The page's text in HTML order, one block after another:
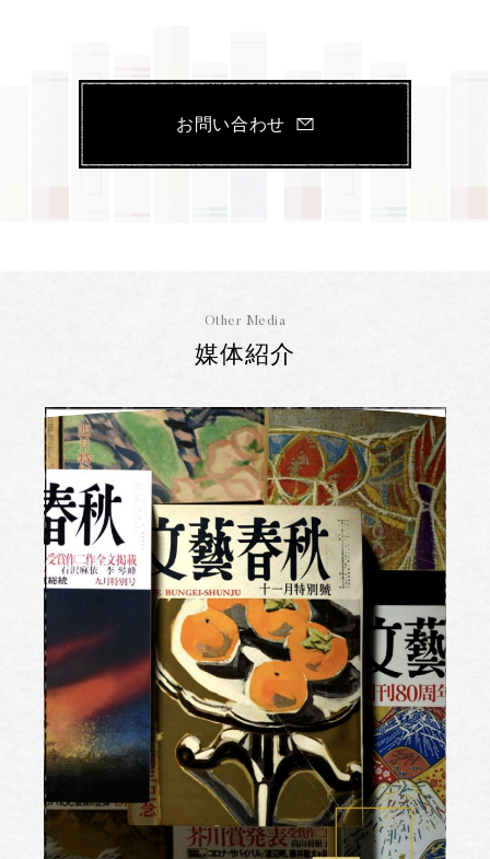
お問い合わせ
Other Media
媒体紹介